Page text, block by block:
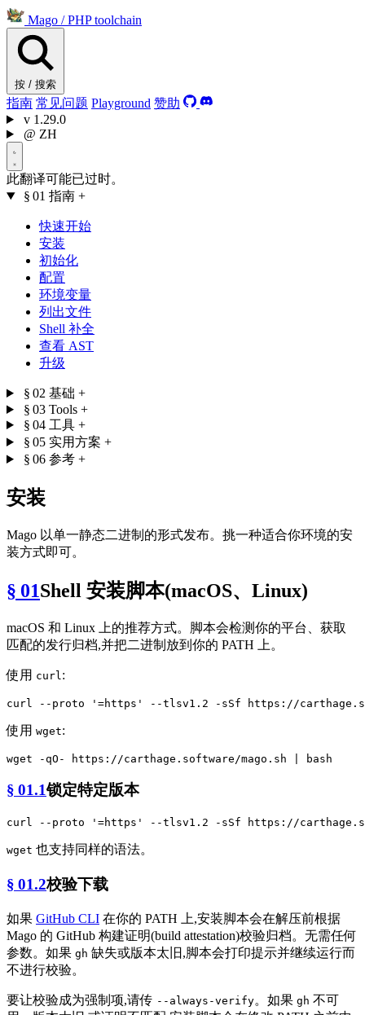
Mago / PHP toolchain
按 / 搜索
指南 常见问题 Playground 赞助
v 1.29.0
@ ZH
此翻译可能已过时。
§ 01 指南 +
快速开始
安装
初始化
配置
环境变量
列出文件
Shell 补全
查看 AST
升级
§ 02 基础 +
§ 03 Tools +
§ 04 工具 +
§ 05 实用方案 +
§ 06 参考 +
安装
Mago 以单一静态二进制的形式发布。挑一种适合你环境的安
装方式即可。
§ 01Shell 安装脚本(macOS、Linux)
macOS 和 Linux 上的推荐方式。脚本会检测你的平台、获取
匹配的发行归档,并把二进制放到你的 PATH 上。
使用 curl :
curl --proto '=https'
使用 wget:
§ 01.1锁定特定版本
curl --proto '=https'
wget 也支持同样的语法。
§ 01.2校验下载
如果 GitHub CLI 在你的 PATH 上,安装脚本会在解压前根据
Mago 的 GitHub 构建证明(build attestation)校验归档。无需任何
参数。如果 gh 缺失或版本太旧,脚本会打印提示并继续运行而
不进行校验。
要让校验成为强制项,请传 --always-verify。如果 gh 不可